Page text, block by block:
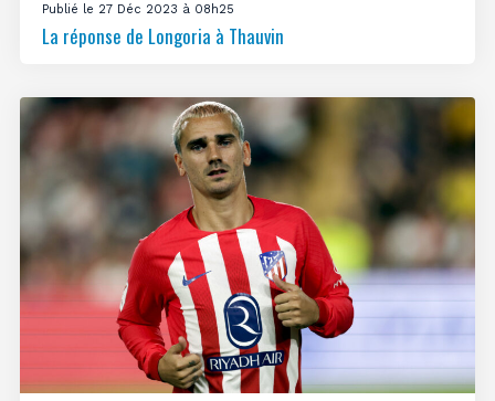
Publié le 27 Déc 2023 à 08h25
La réponse de Longoria à Thauvin